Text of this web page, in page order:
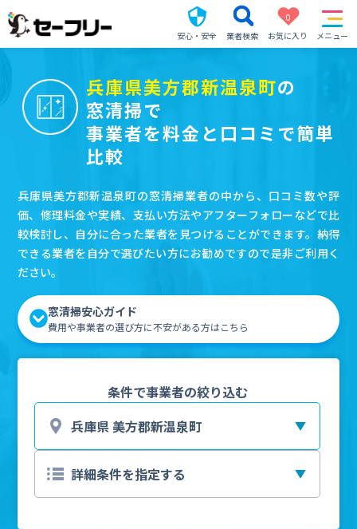
安心・安全 業者検索
0
お気に入り
メニュー
兵庫県美方郡新温泉町の
窓清掃で
事業者を料金と口コミで簡単
比較
兵庫県美方郡新温泉町の窓清掃業者の中から、口コミ数や評
価、修理料金や実績、支払い方法やアフターフォローなどで比
較検討し、自分に合った業者を見つけることができます。納得
できる業者を自分で選びたい方にお勧めですので是非ご利用く
ださい。
窓清掃安心ガイド
費用や事業者の選び方に不安がある方はこちら
条件で事業者の絞り込む